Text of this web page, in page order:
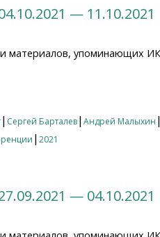
— 11.10.2021
материалов, упоминающих
| Сергей Барталев| Андрей Малыхин |
| 2021
— 04.10.2021